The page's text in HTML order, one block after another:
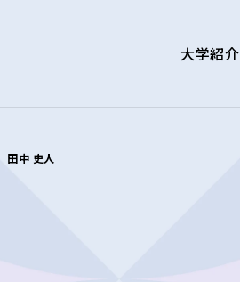
大学紹介
田中 史人